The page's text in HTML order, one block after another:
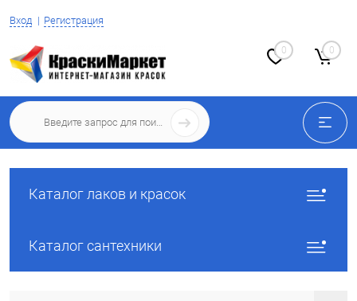
Вход Регистрация
0 0
Каталог лаков и красок
Каталог сантехники